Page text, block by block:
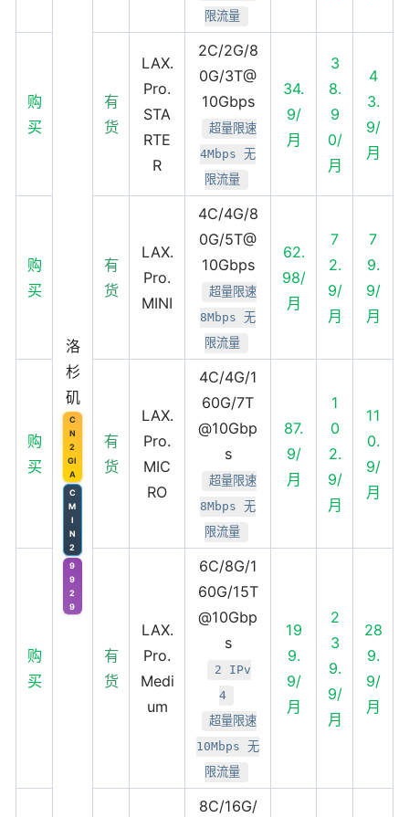
洛
杉
矶
C
N
2
GI
A
C
M
I
N
2
9
9
2
9
限流量
购
买
有
货
LAX.
Pro.
STA
RTE
R
2C/2G/8
0G/3T@
10Gbps
超量限速
4Mbps 无
限流量
34.
9/
月
3
8.
9
0/
月
4
3.
9/
月
购
买
有
货
LAX.
Pro.
MINI
4C/4G/8
0G/5T@
10Gbps
超量限速
8Mbps 无
限流量
62.
98/
月
7
2.
9/
月
7
9.
9/
月
购
买
有
货
LAX.
Pro.
MIC
RO
4C/4G/1
60G/7T
@10Gbp
s
超量限速
8Mbps 无
限流量
87.
9/
月
1
0
2.
9/
月
11
0.
9/
月
购
买
有
货
LAX.
Pro.
Medi
um
6C/8G/1
60G/15T
@10Gbp
s
2 IPv
4
超量限速
10Mbps 无
限流量
19
9.
9/
月
2
3
9.
9/
月
28
9.
9/
月
8C/16G/